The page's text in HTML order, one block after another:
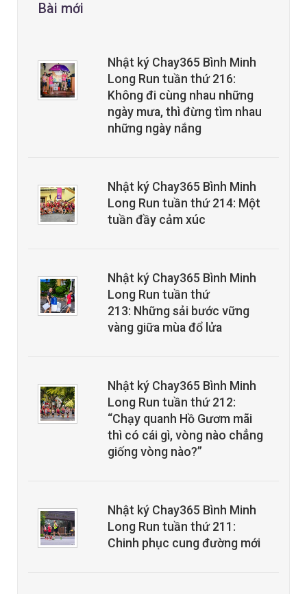
Bài mới
Nhật ký Chay365 Bình Minh
Long Run tuần thứ 216:
Không đi cùng nhau những
ngày mưa, thì đừng tìm nhau
những ngày nắng
Nhật ký Chay365 Bình Minh
Long Run tuần thứ 214: Một
tuần đầy cảm xúc
Nhật ký Chay365 Bình Minh
Long Run tuần thứ
213: Những sải bước vững
vàng giữa mùa đổ lửa
Nhật ký Chay365 Bình Minh
Long Run tuần thứ 212:
“Chạy quanh Hồ Gươm mãi
thì có cái gì, vòng nào chẳng
giống vòng nào?”
Nhật ký Chay365 Bình Minh
Long Run tuần thứ 211:
Chinh phục cung đường mới